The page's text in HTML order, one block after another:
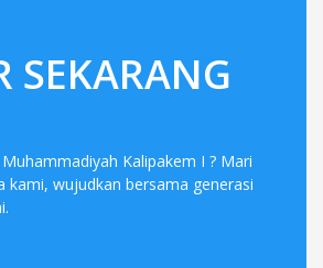
SEKARANG
Kalipakem I ? Mari
kami, wujudkan bersama generasi